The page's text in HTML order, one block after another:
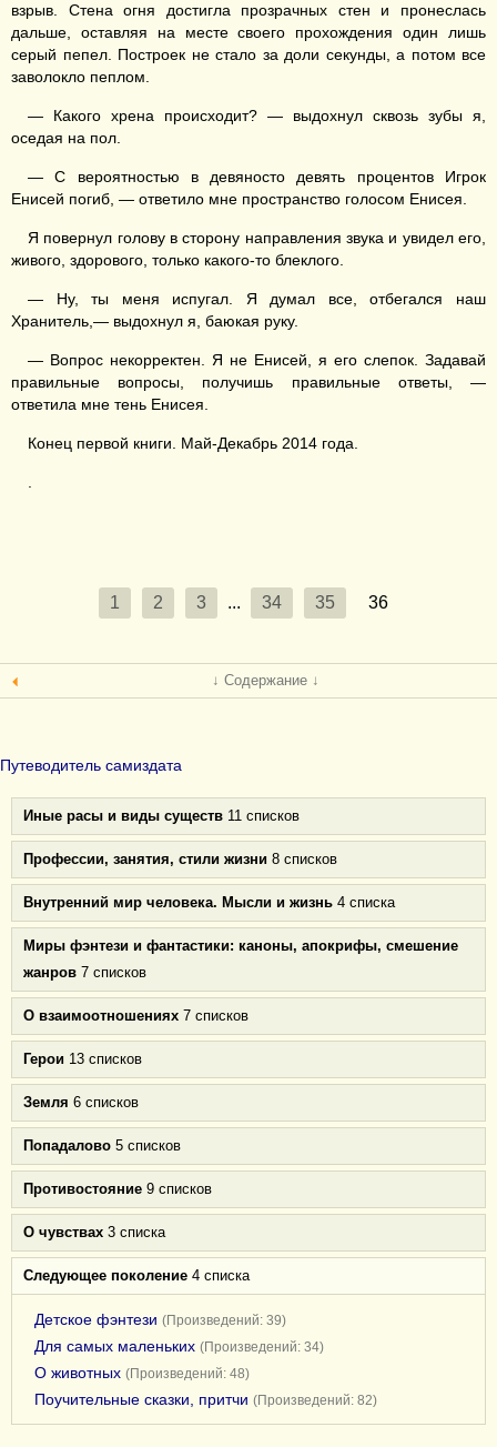
взрыв. Стена огня достигла прозрачных стен и пронеслась
дальше, оставляя на месте своего прохождения один лишь
серый пепел. Построек не стало за доли секунды, а потом все
заволокло пеплом.
— Какого хрена происходит? — выдохнул сквозь зубы я,
оседая на пол.
— С вероятностью в девяносто девять процентов Игрок
Енисей погиб, — ответило мне пространство голосом Енисея.
Я повернул голову в сторону направления звука и увидел его,
живого, здорового, только какого-то блеклого.
— Ну, ты меня испугал. Я думал все, отбегался наш
Хранитель,— выдохнул я, баюкая руку.
— Вопрос некорректен. Я не Енисей, я его слепок. Задавай
правильные вопросы, получишь правильные ответы, —
ответила мне тень Енисея.
Конец первой книги. Май-Декабрь 2014 года.
1 2 3 ... 34 35 36
↓ Содержание ↓
Путеводитель самиздата
Иные расы и виды существ 11 списков
Профессии, занятия, стили жизни 8 списков
Внутренний мир человека. Мысли и жизнь 4 списка
Миры фэнтези и фантастики: каноны, апокрифы, смешение
жанров 7 списков
О взаимоотношениях 7 списков
Герои 13 списков
Земля 6 списков
Попадалово 5 списков
Противостояние 9 списков
О чувствах 3 списка
Следующее поколение 4 списка
Детское фэнтези (Произведений: 39)
Для самых маленьких (Произведений: 34)
О животных (Произведений: 48)
Поучительные сказки, притчи (Произведений: 82)